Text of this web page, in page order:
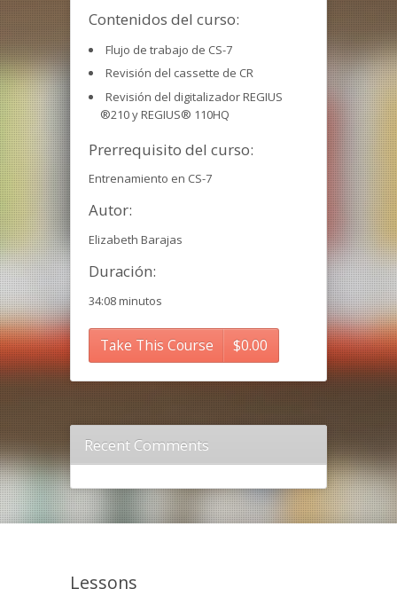
Contenidos del curso:
Flujo de trabajo de CS-7
Revisión del cassette de CR
Revisión del digitalizador REGIUS
®210 y REGIUS® 110HQ
Prerrequisito del curso:
Entrenamiento en CS-7
Autor:
Elizabeth Barajas
Duración:
34:08 minutos
Take This Course $0.00
Recent Comments
Lessons